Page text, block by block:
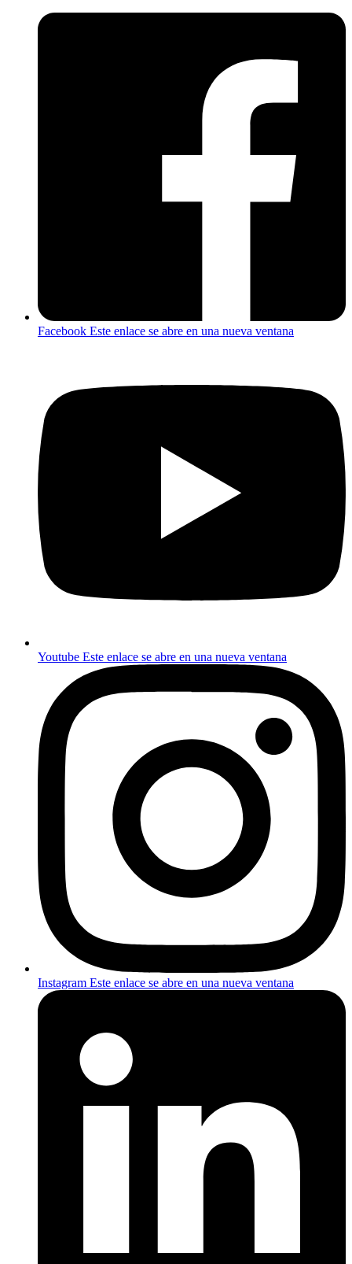
Facebook Este enlace se abre en una nueva ventana
Youtube Este enlace se abre en una nueva ventana
Instagram Este enlace se abre en una nueva ventana